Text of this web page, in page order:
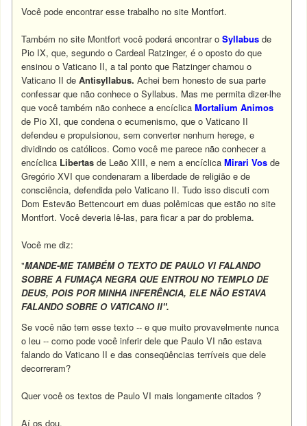
Você pode encontrar esse trabalho no site Montfort.
Também no site Montfort você poderá encontrar oSyllabus de
Pio IX, que, segundo o Cardeal Ratzinger, é o oposto do que
ensinou o Vaticano II, a tal ponto que Ratzinger chamou o
Vaticano II de Antisyllabus. Achei bem honesto de sua parte
confessar que não conhece o Syllabus. Mas me permita dizer-lhe
que você também não conhece a encíclicaMortalium Animos
de Pio XI, que condena o ecumenismo, que o Vaticano II
defendeu e propulsionou, sem converter nenhum herege, e
dividindo os católicos. Como você me parece não conhecer a
encíclica Libertas de Leão XIII, e nem a encíclicaMirari Vos de
Gregório XVI que condenaram a liberdade de religião e de
consciência, defendida pelo Vaticano II. Tudo isso discuti com
Dom Estevão Bettencourt em duas polêmicas que estão no site
Montfort. Você deveria lê-las, para ficar a par do problema.
Você me diz:
"MANDE-ME TAMBÉM O TEXTO DE PAULO VI FALANDO
SOBRE A FUMAÇA NEGRA QUE ENTROU NO TEMPLO DE
DEUS, POIS POR MINHA INFERÊNCIA, ELE NÃO ESTAVA
FALANDO SOBRE O VATICANO II".
Se você não tem esse texto -- e que muito provavelmente nunca
o leu -- como pode você inferir dele que Paulo VI não estava
falando do Vaticano II e das conseqüências terríveis que dele
decorreram?
Quer você os textos de Paulo VI mais longamente citados ?
Aí os dou.